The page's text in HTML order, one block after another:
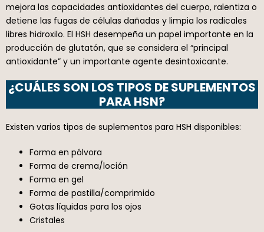
mejora las capacidades antioxidantes del cuerpo, ralentiza o
detiene las fugas de células dañadas y limpia los radicales
libres hidroxilo. El HSH desempeña un papel importante en la
producción de glutatón, que se considera el “principal
antioxidante” y un importante agente desintoxicante.
¿CUÁLES SON LOS TIPOS DE SUPLEMENTOS
PARA HSN?
Existen varios tipos de suplementos para HSH disponibles:
Forma en pólvora
Forma de crema/loción
Forma en gel
Forma de pastilla/comprimido
Gotas líquidas para los ojos
Cristales